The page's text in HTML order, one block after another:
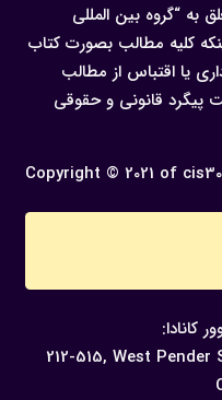
“گروه بین المللی
کلیه مطالب بصورت کتاب
یا اقتباس از مطالب
پیگرد قانونی و حقوقی
Copyright © 2021 of
212-515, West Pender